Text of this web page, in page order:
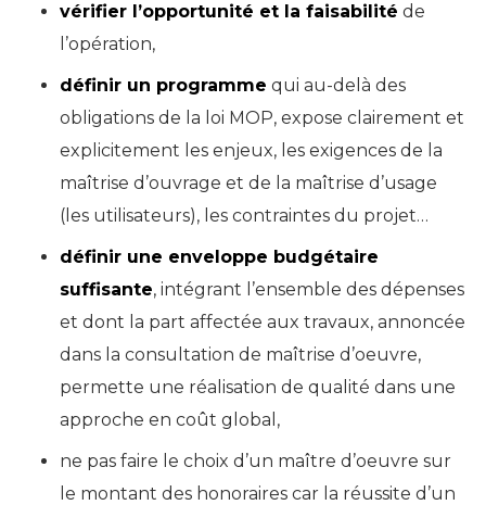
vérifier l’opportunité et la faisabilité de
l’opération,
définir un programme qui au-delà des
obligations de la loi MOP, expose clairement et
explicitement les enjeux, les exigences de la
maîtrise d’ouvrage et de la maîtrise d’usage
(les utilisateurs), les contraintes du projet…
définir une enveloppe budgétaire
suffisante, intégrant l’ensemble des dépenses
et dont la part affectée aux travaux, annoncée
dans la consultation de maîtrise d’oeuvre,
permette une réalisation de qualité dans une
approche en coût global,
ne pas faire le choix d’un maître d’oeuvre sur
le montant des honoraires car la réussite d’un